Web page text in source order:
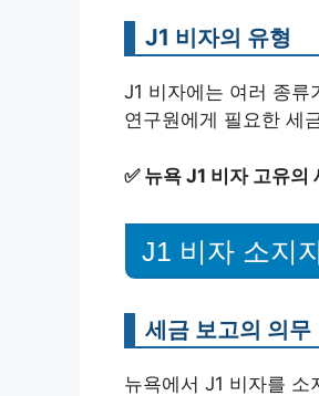
J1 비자의 유형
J1 비자에는 여러 종류
연구원에게 필요한 세
✅ 뉴욕 J1 비자 고유의
J1 비자 소지
세금 보고의 의무
뉴욕에서 J1 비자를